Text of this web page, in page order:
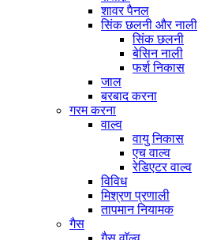
शावर पैनल
सिंक छलनी और नाली
सिंक छलनी
बेसिन नाली
फर्श निकास
जाल
बरबाद करना
गरम करना
वाल्व
वायु निकास
एच वाल्व
रेडिएटर वाल्व
विविध
मिश्रण प्रणाली
तापमान नियामक
गैस